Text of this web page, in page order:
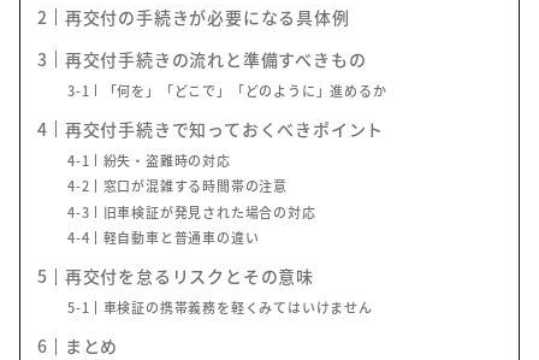
2
再交付の手続きが必要になる具体例
3
再交付手続きの流れと準備すべきもの
3-1 「何を」「どこで」「どのように」進めるか
4 再交付手続きで知っておくべきポイント
4-1
紛失・盗難時の対応
4-2
窓口が混雑する時間帯の注意
4-3
旧車検証が発見された場合の対応
4-4
軽自動車と普通車の違い
5 再交付を怠るリスクとその意味
5-1 車検証の携帯義務を軽くみてはいけません
6 まとめ